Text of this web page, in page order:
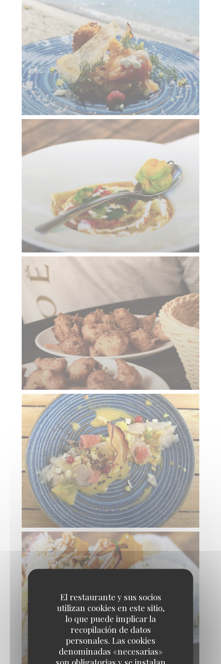
El restaurante y sus socios
utilizan cookies en este sitio,
lo que puede implicar la
recopilación de datos
personales. Las cookies
denominadas «necesarias»
son obligatorias y se instalan